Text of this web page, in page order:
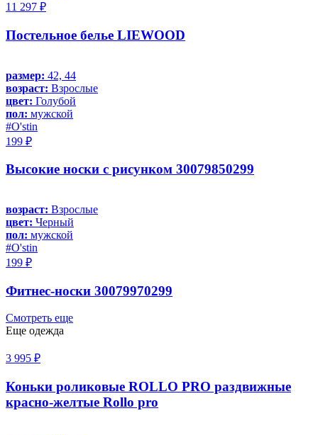
11 297 ₽
Постельное белье LIEWOOD
размер: 42, 44
возраст: Взрослые
цвет: Голубой
пол: мужской
#O'stin
199 ₽
Высокие носки с рисунком 30079850299
возраст: Взрослые
цвет: Черный
пол: мужской
#O'stin
199 ₽
Фитнес-носки 30079970299
Смотреть еще
Еще одежда
3 995 ₽
Коньки роликовые ROLLO PRO раздвижные
красно-желтые Rollo pro